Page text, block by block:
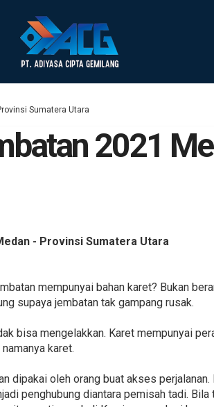
Sumatera Utara
2021
- Provinsi Sumatera Utara
mempunyai bahan karet? Bukan
supaya jembatan tak gampang rusak.
bisa mengelakkan. Karet mempunyai
karet.
dipakai oleh orang buat akses
penghubung diantara pemisah tadi. Bila